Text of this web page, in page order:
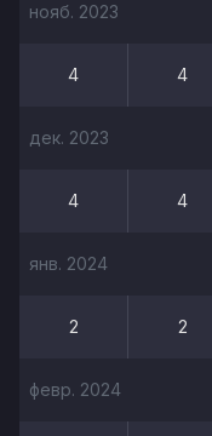
нояб. 2023
4 4
дек. 2023
4 4
янв. 2024
2 2
февр. 2024